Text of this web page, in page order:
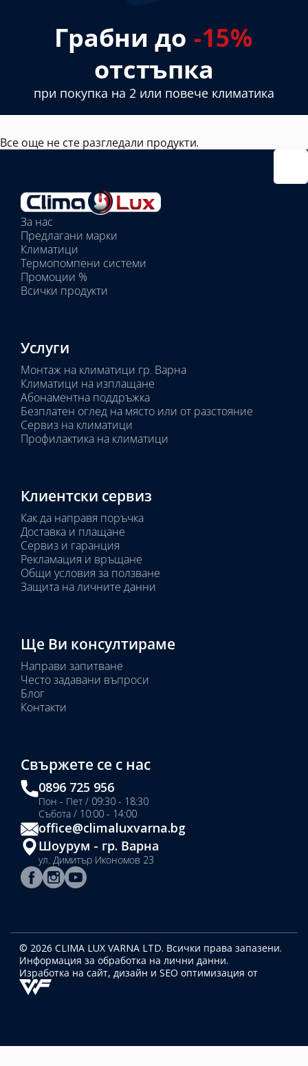
Грабни до -15%
отстъпка
при покупка на 2 или повече климатика
Все още не сте разгледали продукти.
За нас
Предлагани марки
Климатици
Термопомпени системи
Промоции %
Всички продукти
Услуги
Монтаж на климатици гр. Варна
Климатици на изплащане
Абонаментна поддръжка
Безплатен оглед на място или от разстояние
Сервиз на климатици
Профилактика на климатици
Клиентски сервиз
Как да направя поръчка
Доставка и плащане
Сервиз и гаранция
Рекламация и връщане
Общи условия за ползване
Защита на личните данни
Ще Ви консултираме
Направи запитване
Често задавани въпроси
Блог
Контакти
Свържете се с нас
0896 725 956
Пон - Пет / 09:30 - 18:30
Събота / 10:00 - 14:00
office@climaluxvarna.bg
Шоурум - гр. Варна
ул. Димитър Икономов 23
© 2026 CLIMA LUX VARNA LTD. Всички права запазени.
Информация за обработка на лични данни.
Изработка на сайт, дизайн и SEO оптимизация от